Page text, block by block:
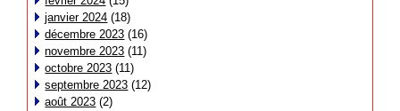
janvier 2024 (18)
décembre 2023 (16)
novembre 2023 (11)
octobre 2023 (11)
septembre 2023 (12)
août 2023 (2)